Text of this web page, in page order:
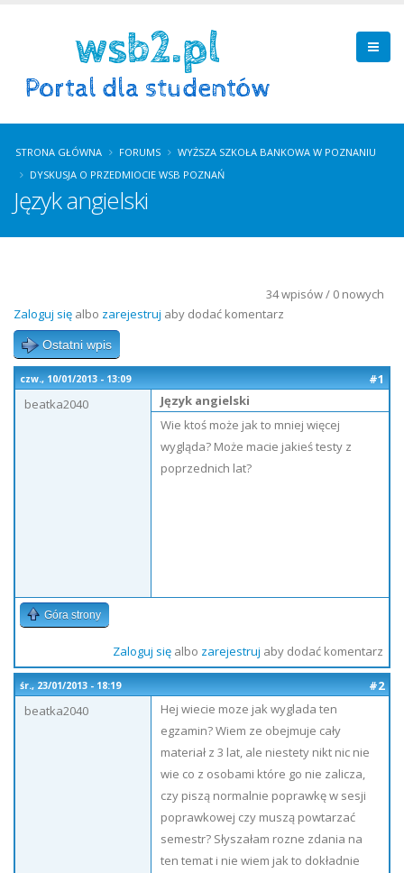
STRONA GŁÓWNA FORUMS
WYŻSZA SZKOŁA BANKOWA W POZNANIU
DYSKUSJA O PRZEDMIOCIE WSB POZNAŃ
Język angielski
34 wpisów / 0 nowych
Zaloguj się albo zarejestruj aby dodać komentarz
Ostatni wpis
czw., 10/01/2013 - 13:09
#1
beatka2040
Język angielski
Wie ktoś może jak to mniej więcej
wygląda? Może macie jakieś testy z
poprzednich lat?
Góra strony
Zaloguj sięalbo zarejestruj aby dodać komentarz
śr., 23/01/2013 - 18:19
#2
beatka2040
Hej wiecie moze jak wyglada ten
egzamin? Wiem ze obejmuje cały
materiał z 3 lat, ale niestety nikt nic nie
wie co z osobami które go nie zalicza,
czy piszą normalnie poprawkę w sesji
poprawkowej czy muszą powtarzać
semestr? Słyszałam rozne zdania na
ten temat i nie wiem jak to dokładnie